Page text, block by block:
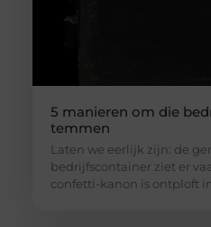
5 manieren om die
temmen
Laten we eerlijk zijn: de
bedrijfscontainer ziet er
confetti-kanon is ontploft